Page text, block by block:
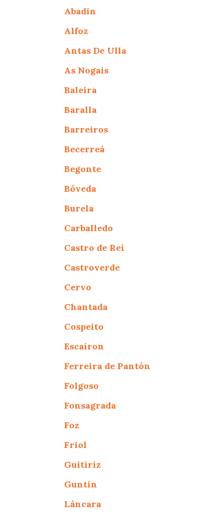
Abadin
Alfoz
Antas De Ulla
As Nogais
Baleira
Baralla
Barreiros
Becerreá
Begonte
Bóveda
Burela
Carballedo
Castro de Rei
Castroverde
Cervo
Chantada
Cospeito
Escairon
Ferreira de Pantón
Folgoso
Fonsagrada
Foz
Friol
Guitiriz
Guntín
Láncara